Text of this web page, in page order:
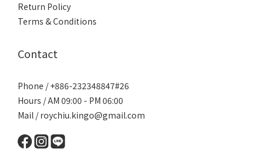
Return Policy
Terms & Conditions
Contact
Phone / +886-232348847#26
Hours / AM 09:00 - PM 06:00
Mail / roychiu.kingo@gmail.com